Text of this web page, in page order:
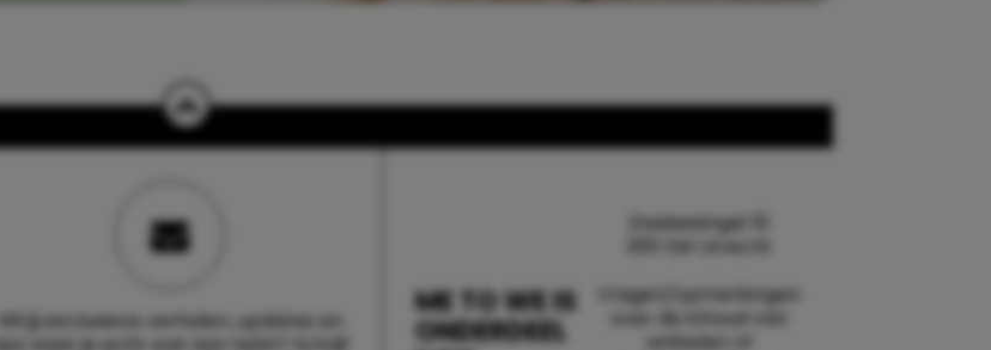
Wil jij exclusieve verhalen, updates en
ME TO WE IS
ONDERDEEL
Daalsesingel 51
3511 SW Utrecht
Vragen/opmerkingen
over de inhoud van
artikelen of